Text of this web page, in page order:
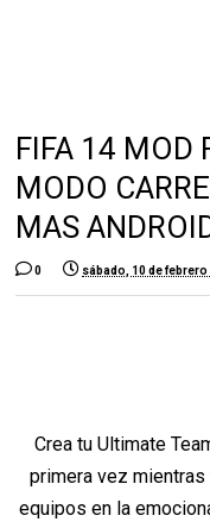
FIFA 14 MOD
MODO
MAS
0 sábado, 10 de febrero
Crea tu Ultimate
primera vez
equipos en la